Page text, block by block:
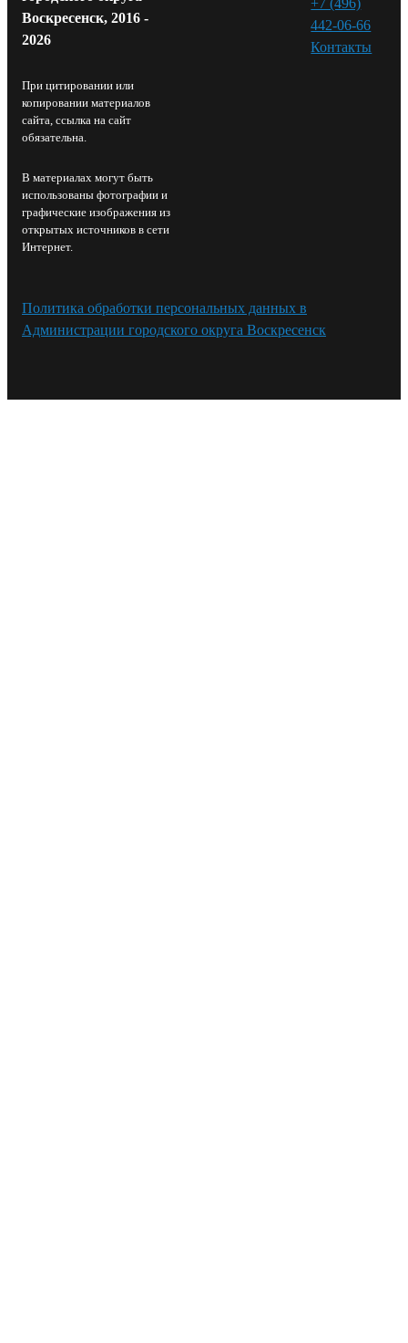
Воскресенск, 2016 -
2026
При цитировании или
копировании материалов
сайта, ссылка на сайт
обязательна.
В материалах могут быть
использованы фотографии и
графические изображения из
открытых источников в сети
Интернет.
442-06-66
Контакты⁠
Политика обработки персональных данных в
Администрации городского округа Воскресенск